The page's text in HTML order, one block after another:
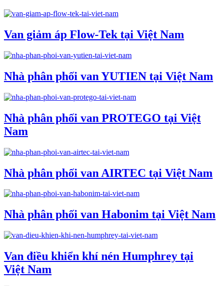
Van giảm áp Flow-Tek tại Việt Nam
Nhà phân phối van YUTIEN tại Việt Nam
Nhà phân phối van PROTEGO tại Việt
Nam
Nhà phân phối van AIRTEC tại Việt Nam
Nhà phân phối van Habonim tại Việt Nam
Van điều khiển khí nén Humphrey tại
Việt Nam